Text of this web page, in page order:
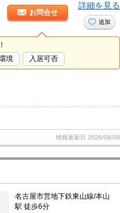
お問合せ
詳細を見る
追加
境 入居可否
情報更新日 2026/08/09
名古屋市営地下鉄東山線/本山
駅 徒歩6分